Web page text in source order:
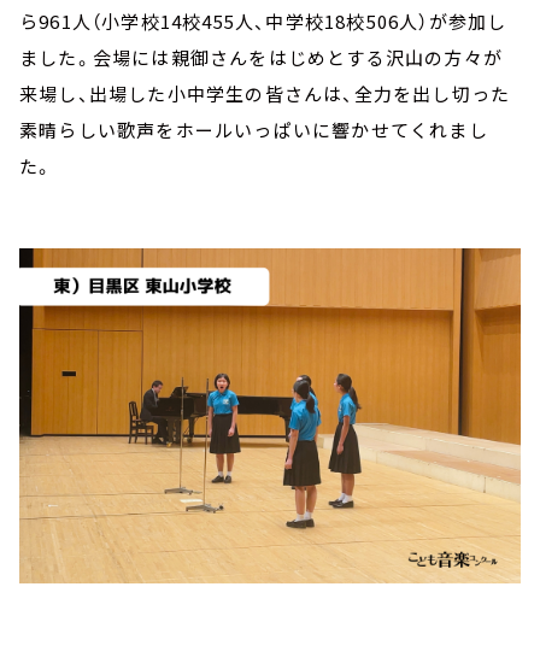
ら961人（小学校14校455人、中学校18校506人）が参加し
ました。会場には親御さんをはじめとする沢山の方々が
来場し、出場した小中学生の皆さんは、全力を出し切った
素晴らしい歌声をホールいっぱいに響かせてくれまし
た。